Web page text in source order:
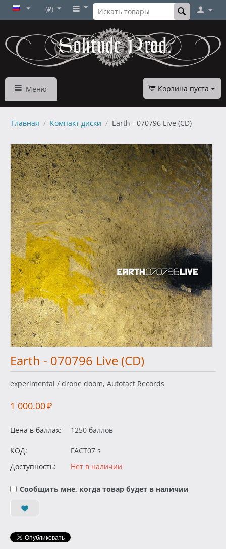
(₽)
Меню Корзина пуста
Главная / Компакт диски / Earth - 070796 Live (CD)
Earth - 070796 Live (CD)
experimental / drone doom, Autofact Records
1 000.00₽
Цена в баллах: 1250 баллов
КОД:
FACT07 s
Доступность:
Нет в наличии
Сообщить мне, когда товар будет в наличии